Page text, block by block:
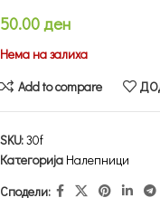
50.00ден
Нема на залиха
Add to compare
SKU:30f
Категорија Налепници
Сподели: